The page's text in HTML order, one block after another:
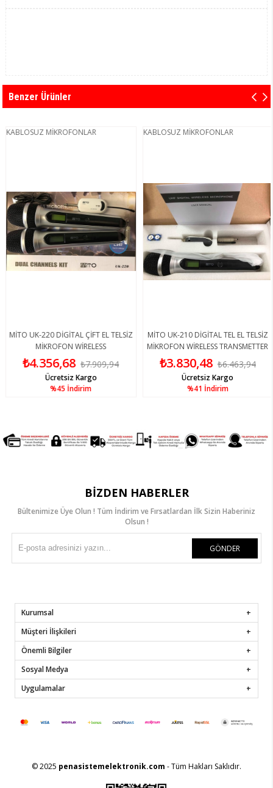
Benzer Ürünler
KABLOSUZ MİKROFONLAR
MİTO UK-220 DİGİTAL ÇİFT EL TELSİZ
MİKROFON WİRELESS
₺4.356,68 ₺7.909,94
%45İndirim
Ücretsiz Kargo
KABLOSUZ MİKROFONLAR
MİTO UK-210 DİGİTAL TEL EL TELSİZ
MİKROFON WİRELESS TRANSMETTER
₺3.830,48 ₺6.463,94
%41İndirim
Ücretsiz Kargo
BIZDEN HABERLER
Bültenimize Üye Olun ! Tüm İndirim ve Fırsatlardan İlk Sizin Haberiniz
Olsun !
GÖNDER
Kurumsal
Müşteri İlişkileri
Önemli Bilgiler
Sosyal Medya
Uygulamalar
© 2025 penasistemelektronik.com - Tüm Hakları Saklıdır.